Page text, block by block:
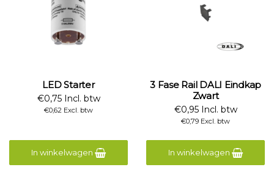
LED Starter
€0,75 Incl. btw
€0,62 Excl. btw
In winkelwagen
3 Fase Rail DALI Eindkap
Zwart
€0,95 Incl. btw
€0,79 Excl. btw
In winkelwagen